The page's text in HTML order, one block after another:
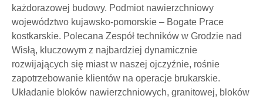
każdorazowej budowy. Podmiot nawierzchniowy
województwo kujawsko-pomorskie – Bogate Prace
kostkarskie. Polecana Zespół techników w Grodzie nad
Wisłą, kluczowym z najbardziej dynamicznie
rozwijających się miast w naszej ojczyźnie, rośnie
zapotrzebowanie klientów na operacje brukarskie.
Układanie bloków nawierzchniowych, granitowej, bloków